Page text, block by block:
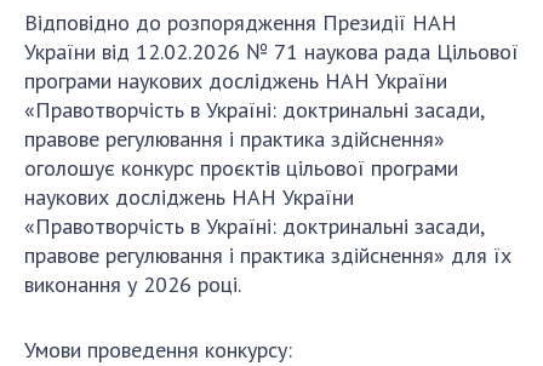
Секція фізико-технічних і математичних
наук
Секція хімічних і біологічних наук
Секція суспільних і гуманітарних наук
Установи при Президії
Ради, комітети та комісії
Наукові центри МОН та НАН України
Громадські організації
Відповідно до розпорядження Президії НАН
України від 12.02.2026 № 71 наукова рада Цільової
програми наукових досліджень НАН України
«Правотворчість в Україні: доктринальні засади,
правове регулювання і практика здійснення»
оголошує конкурс проєктів цільової програми
наукових досліджень НАН України
«Правотворчість в Україні: доктринальні засади,
правове регулювання і практика здійснення» для їх
виконання у 2026 році.
Умови проведення конкурсу: